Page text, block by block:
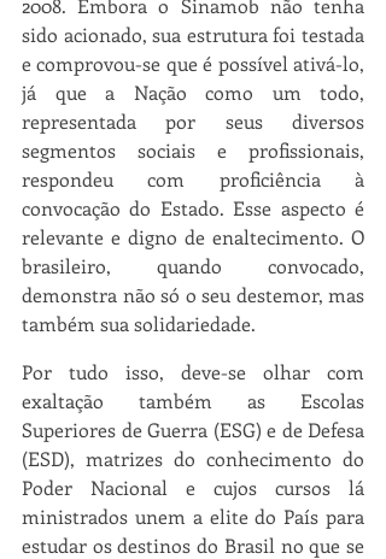
sido acionado, sua estrutura foi testada
e comprovou-se que é possível ativá-lo,
já que a Nação como um todo,
representada por seus diversos
segmentos sociais e profissionais,
respondeu com proficiência à
convocação do Estado. Esse aspecto é
relevante e digno de enaltecimento. O
brasileiro, quando convocado,
demonstra não só o seu destemor, mas
também sua solidariedade.
Por tudo isso, deve-se olhar com
exaltação também as Escolas
Superiores de Guerra (ESG) e de Defesa
(ESD), matrizes do conhecimento do
Poder Nacional e cujos cursos lá
ministrados unem a elite do País para
estudar os destinos do Brasil no que se